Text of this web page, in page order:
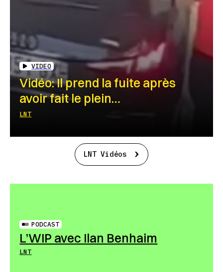
VIDEO
Vidéo: Il prend la fuite après
avoir fait le plein…
LNT
LNT Vidéos
PODCAST
L’WIP avec Ilan Benhaim
LNT